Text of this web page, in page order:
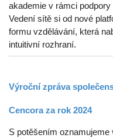
akademie v rámci
Vedení sítě si od nové
formu vzdělávání, která
intuitivní rozhraní.
Výroční zpráva
Cencora za rok 2024
S potěšením